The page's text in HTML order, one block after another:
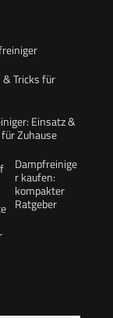
& Tricks für
Einsatz &
Zuhause
Dampfreinige
r kaufen:
kompakter
Ratgeber